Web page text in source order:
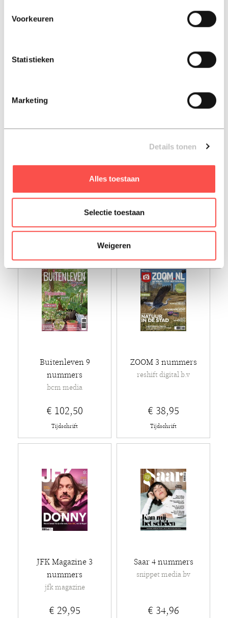
Voorkeuren
Statistieken
Marketing
Details tonen
Alles toestaan
Selectie toestaan
Weigeren
Plus Puzzels 6
Tijdschrift
Delicious 4 nummers
roularta media group nv
Tijdschrift
Buitenleven 9
nummers
bcm media
€ 102,50
Tijdschrift
ZOOM 3 nummers
reshift digital b.v
€ 38,95
Tijdschrift
JFK Magazine 3
nummers
jfk magazine
€ 29,95
Saar 4 nummers
snippet media bv
€ 34,96